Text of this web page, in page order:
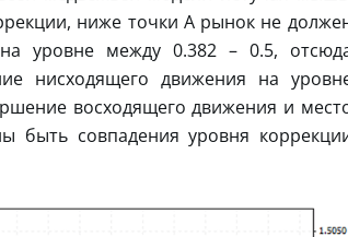
ниже точки A рынок не
уровне между 0.382 – 0.5,
нисходящего движения на
восходящего движения и
быть совпадения уровня